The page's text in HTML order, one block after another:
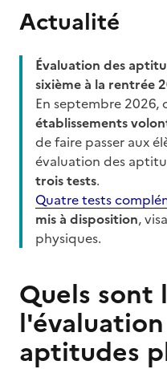
Actualité
Évaluation des
sixième à la rentrée
En septembre 2026,
établissements
de faire passer aux
évaluation des
trois tests.
Quatre tests
mis à disposition,
physiques.
Quels sont
aptitudes